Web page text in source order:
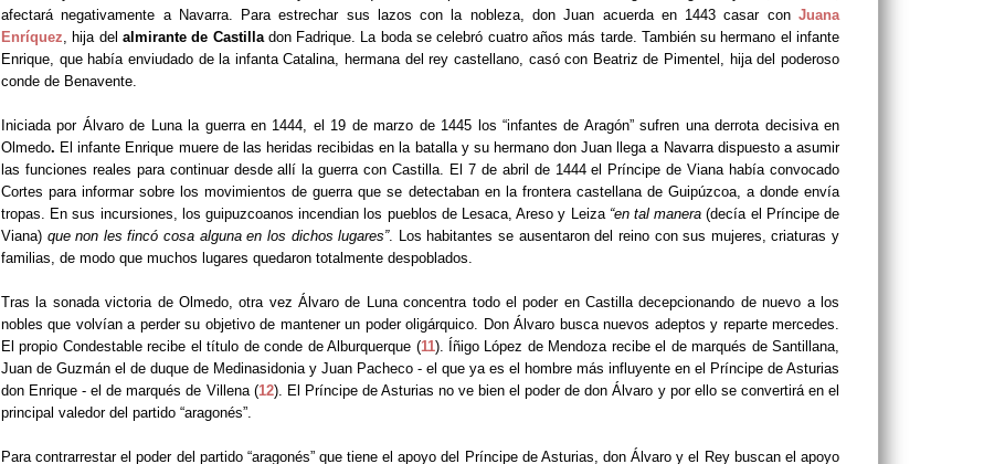
afectará negativamente a Navarra. Para estrechar sus lazos con la nobleza, don Juan acuerda en 1443 casar con Juana
Enríquez, hija del almirante de Castilla don Fadrique. La boda se celebró cuatro años más tarde. También su hermano el infante
Enrique, que había enviudado de la infanta Catalina, hermana del rey castellano, casó con Beatriz de Pimentel, hija del poderoso
conde de Benavente.
Iniciada por Álvaro de Luna la guerra en 1444, el 19 de marzo de 1445 los “infantes de Aragón” sufren una derrota decisiva en
Olmedo. El infante Enrique muere de las heridas recibidas en la batalla y su hermano don Juan llega a Navarra dispuesto a asumir
las funciones reales para continuar desde allí la guerra con Castilla. El 7 de abril de 1444 el Príncipe de Viana había convocado
Cortes para informar sobre los movimientos de guerra que se detectaban en la frontera castellana de Guipúzcoa, a donde envía
tropas. En sus incursiones, los guipuzcoanos incendian los pueblos de Lesaca, Areso y Leiza“en tal manera (decía el Príncipe de
Viana) que non les fincó cosa alguna en los dichos lugares”. Los habitantes se ausentaron del reino con sus mujeres, criaturas y
familias, de modo que muchos lugares quedaron totalmente despoblados.
Tras la sonada victoria de Olmedo, otra vez Álvaro de Luna concentra todo el poder en Castilla decepcionando de nuevo a los
nobles que volvían a perder su objetivo de mantener un poder oligárquico. Don Álvaro busca nuevos adeptos y reparte mercedes.
El propio Condestable recibe el título de conde de Alburquerque (11). Íñigo López de Mendoza recibe el de marqués de Santillana,
Juan de Guzmán el de duque de Medinasidonia y Juan Pacheco - el que ya es el hombre más influyente en el Príncipe de Asturias
don Enrique - el de marqués de Villena (12). El Príncipe de Asturias no ve bien el poder de don Álvaro y por ello se convertirá en el
principal valedor del partido “aragonés”.
Para contrarrestar el poder del partido “aragonés” que tiene el apoyo del Príncipe de Asturias, don Álvaro y el Rey buscan el apoyo